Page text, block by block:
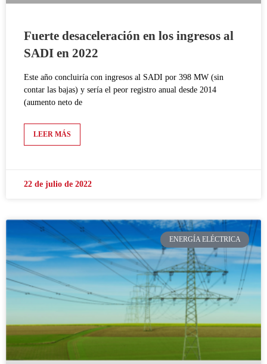
Fuerte desaceleración en los ingresos al
SADI en 2022
Este año concluiría con ingresos al SADI por 398 MW (sin
contar las bajas) y sería el peor registro anual desde 2014
(aumento neto de
LEER MÁS
22 de julio de 2022
ENERGÍA ELÉCTRICA